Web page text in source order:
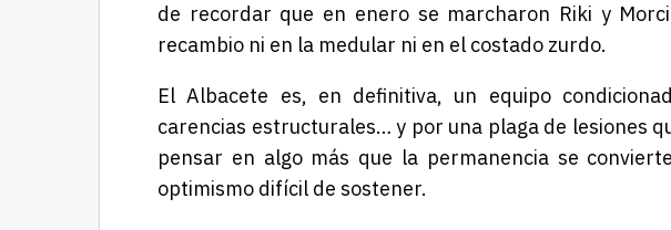
de recordar que en enero se marcharon Riki y
recambio ni en la medular ni en el costado zurdo.
El Albacete es, en definitiva, un equipo
carencias estructurales… y por una plaga de lesiones
pensar en algo más que la permanencia se
optimismo difícil de sostener.